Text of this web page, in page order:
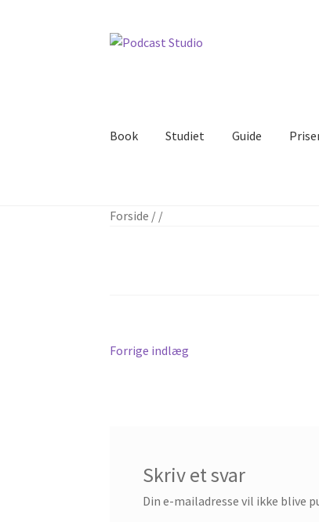
Spring
Spring
Book Studiet Guide
Forside / /
Indlægsnavigation
Forrige
Forrige indlæg
Skriv et svar
Din e-mailadresse vil ikke blive